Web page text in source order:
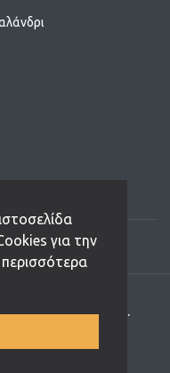
για την
All Rights Reserved.